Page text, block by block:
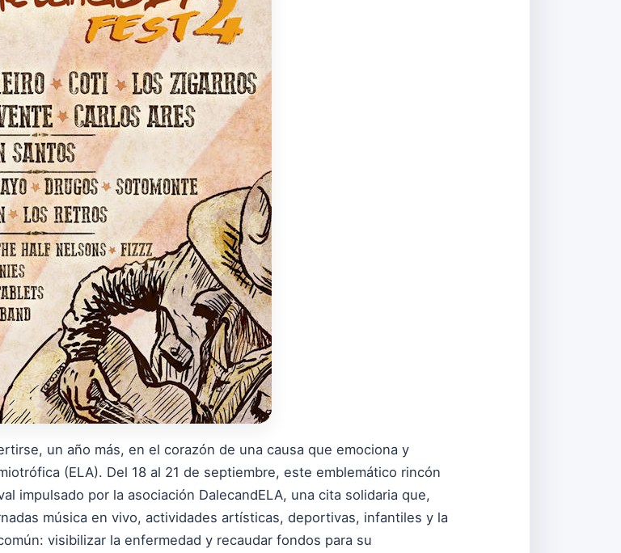
un año más, en el corazón de una causa que emociona y
(ELA). Del 18 al 21 de septiembre, este emblemático rincón
impulsado por la asociación DalecandELA, una cita solidaria que,
música en vivo, actividades artísticas, deportivas, infantiles y la
visibilizar la enfermedad y recaudar fondos para su